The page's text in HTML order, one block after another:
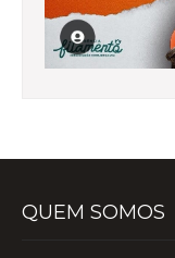
QUEM SOMOS